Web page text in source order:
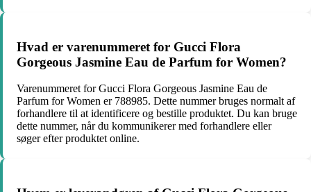
Hvad er varenummeret for Gucci Flora
Gorgeous Jasmine Eau de Parfum for Women?
Varenummeret for Gucci Flora Gorgeous Jasmine Eau de
Parfum for Women er 788985. Dette nummer bruges normalt af
forhandlere til at identificere og bestille produktet. Du kan bruge
dette nummer, når du kommunikerer med forhandlere eller
søger efter produktet online.